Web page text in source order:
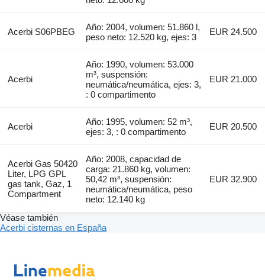
Acerbi S06PBEG
Año: 2004, volumen: 51.860 l,
peso neto: 12.520 kg, ejes: 3
EUR 24.500
Acerbi
Año: 1990, volumen: 53.000
m³, suspensión:
neumática/neumática, ejes: 3,
: 0 compartimento
EUR 21.000
Acerbi
Año: 1995, volumen: 52 m³,
ejes: 3, : 0 compartimento
EUR 20.500
Acerbi Gas 50420
Liter, LPG GPL
gas tank, Gaz, 1
Compartment
Año: 2008, capacidad de
carga: 21.860 kg, volumen:
50,42 m³, suspensión:
neumática/neumática, peso
neto: 12.140 kg
EUR 32.900
Véase también
Acerbi cisternas en España